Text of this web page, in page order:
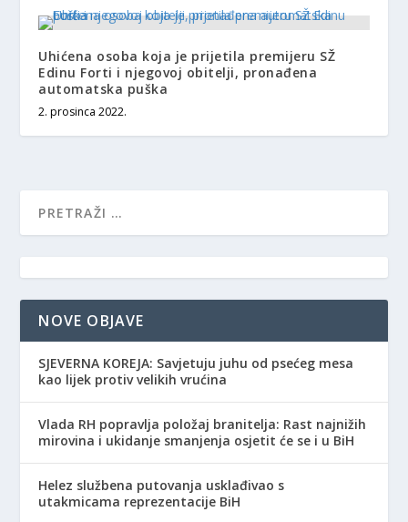
Uhićena osoba koja je prijetila premijeru SŽ
Edinu Forti i njegovoj obitelji, pronađena
automatska puška
2. prosinca 2022.
NOVE OBJAVE
SJEVERNA KOREJA: Savjetuju juhu od psećeg mesa
kao lijek protiv velikih vrućina
Vlada RH popravlja položaj branitelja: Rast najnižih
mirovina i ukidanje smanjenja osjetit će se i u BiH
Helez službena putovanja usklađivao s
utakmicama reprezentacije BiH